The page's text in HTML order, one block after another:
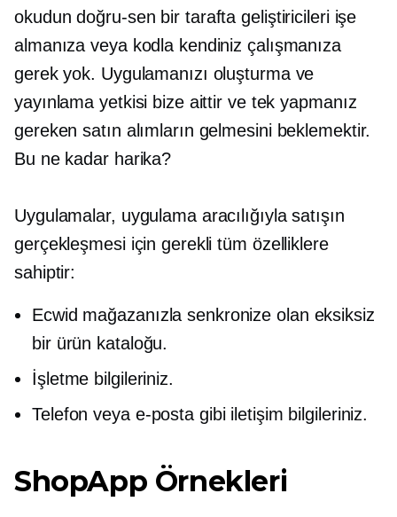
okudundoğru-sen bir tarafta geliştiricileri işe
almanıza veya kodla kendiniz çalışmanıza
gerek yok. Uygulamanızı oluşturma ve
yayınlama yetkisi bize aittir ve tek yapmanız
gereken satın alımların gelmesini beklemektir.
Bu ne kadar harika?
Uygulamalar, uygulama aracılığıyla satışın
gerçekleşmesi için gerekli tüm özelliklere
sahiptir:
Ecwid mağazanızla senkronize olan eksiksiz
bir ürün kataloğu.
İşletme bilgileriniz.
Telefon veya e-posta gibi iletişim bilgileriniz.
ShopApp Örnekleri